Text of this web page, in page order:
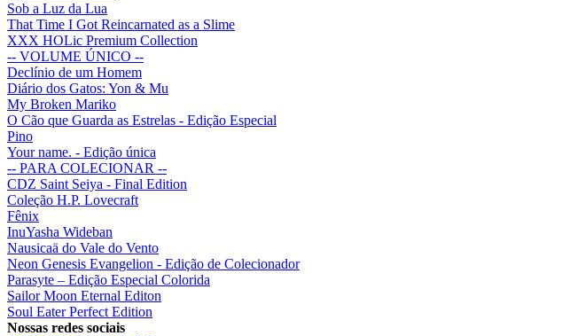
Sob a Luz da Lua
That Time I Got Reincarnated as a Slime
XXX HOLic Premium Collection
-- VOLUME ÚNICO --
Declínio de um Homem
Diário dos Gatos: Yon & Mu
My Broken Mariko
O Cão que Guarda as Estrelas - Edição Especial
Pino
Your name. - Edição única
-- PARA COLECIONAR --
CDZ Saint Seiya - Final Edition
Coleção H.P. Lovecraft
Fênix
InuYasha Wideban
Nausicaä do Vale do Vento
Neon Genesis Evangelion - Edição de Colecionador
Parasyte – Edição Especial Colorida
Sailor Moon Eternal Editon
Soul Eater Perfect Edition
Nossas redes sociais